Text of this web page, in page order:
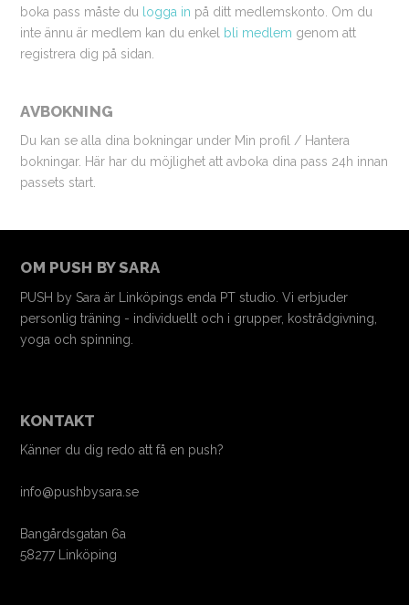
boka pass måste du logga in på ditt medlemskonto. Om du
inte ännu är medlem kan du enkel bli medlem genom att
registrera dig på sidan.
AVBOKNING
Du kan se alla dina bokningar under Min profil / Hantera
bokningar. Här har du möjlighet att avboka dina pass 24h innan
passets start.
OM PUSH BY SARA
PUSH by Sara är Linköpings enda PT studio. Vi erbjuder
personlig träning - individuellt och i grupper, kostrådgivning,
yoga och spinning.
KONTAKT
Känner du dig redo att få en push?
info@pushbysara.se
Bangårdsgatan 6a
58277 Linköping